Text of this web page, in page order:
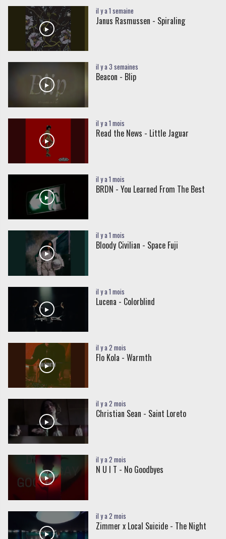
il y a 1 semaine
Janus Rasmussen - Spiraling
il y a 3 semaines
Beacon - Blip
il y a 1 mois
Read the News - Little Jaguar
il y a 1 mois
BRDN - You Learned From The Best
il y a 1 mois
Bloody Civilian - Space Fuji
il y a 1 mois
Lucena - Colorblind
il y a 2 mois
Flo Kola - Warmth
il y a 2 mois
Christian Sean - Saint Loreto
il y a 2 mois
N U I T - No Goodbyes
il y a 2 mois
Zimmer x Local Suicide - The Night